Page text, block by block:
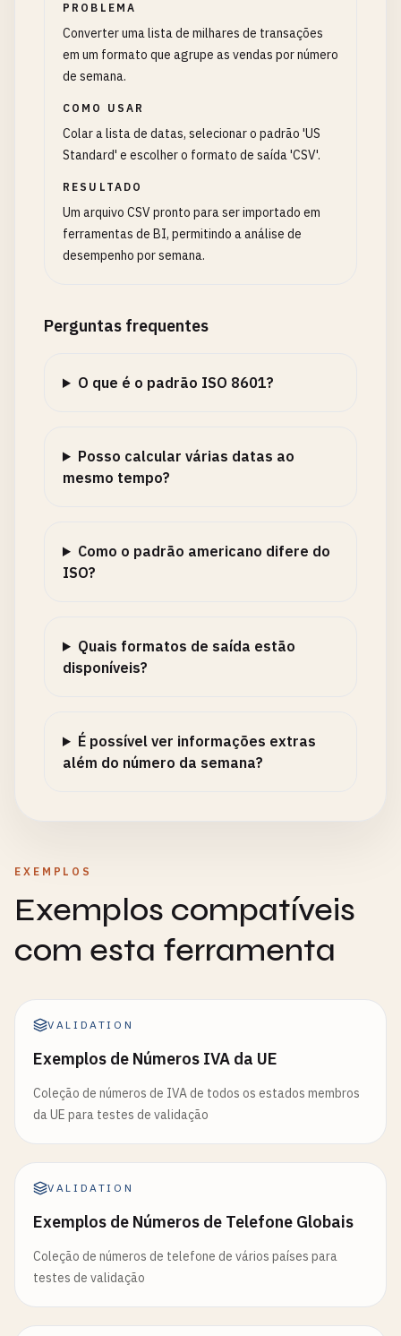
PROBLEMA
Converter uma lista de milhares de transações
em um formato que agrupe as vendas por número
de semana.
COMO USAR
Colar a lista de datas, selecionar o padrão 'US
Standard' e escolher o formato de saída 'CSV'.
RESULTADO
Um arquivo CSV pronto para ser importado em
ferramentas de BI, permitindo a análise de
desempenho por semana.
Perguntas frequentes
O que é o padrão ISO 8601?
Posso calcular várias datas ao
mesmo tempo?
Como o padrão americano difere do
ISO?
Quais formatos de saída estão
disponíveis?
É possível ver informações extras
além do número da semana?
EXEMPLOS
Exemplos compatíveis
com esta ferramenta
VALIDATION
Exemplos de Números IVA da UE
Coleção de números de IVA de todos os estados membros
da UE para testes de validação
VALIDATION
Exemplos de Números de Telefone Globais
Coleção de números de telefone de vários países para
testes de validação